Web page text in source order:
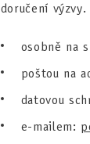
doručení
osobně na
poštou na
datovou
e-mailem: